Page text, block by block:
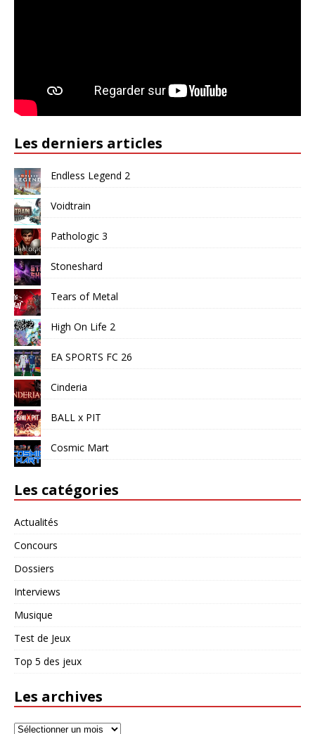
Les derniers articles
Endless Legend 2
Voidtrain
Pathologic 3
Stoneshard
Tears of Metal
High On Life 2
EA SPORTS FC 26
Cinderia
BALL x PIT
Cosmic Mart
Les catégories
Actualités
Concours
Dossiers
Interviews
Musique
Test de Jeux
Top 5 des jeux
Les archives